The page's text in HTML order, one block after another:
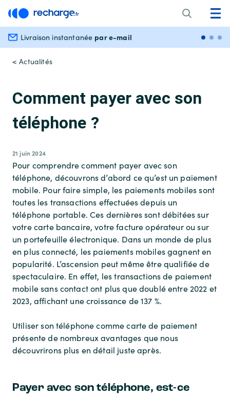
Livraison instantanée par e-mail
< Actualités
Comment payer avec son
téléphone ?
21 juin 2024
Pour comprendre comment payer avec son
téléphone, découvrons d’abord ce qu’est un paiement
mobile. Pour faire simple, les paiements mobiles sont
toutes les transactions effectuées depuis un
téléphone portable. Ces dernières sont débitées sur
votre carte bancaire, votre facture opérateur ou sur
un portefeuille électronique. Dans un monde de plus
en plus connecté, les paiements mobiles gagnent en
popularité. L’ascension peut même être qualifiée de
spectaculaire. En effet, les transactions de paiement
mobile sans contact ont plus que doublé entre 2022 et
2023, affichant une croissance de 137 %.
Utiliser son téléphone comme carte de paiement
présente de nombreux avantages que nous
découvrirons plus en détail juste après.
Payer avec son téléphone, est-ce